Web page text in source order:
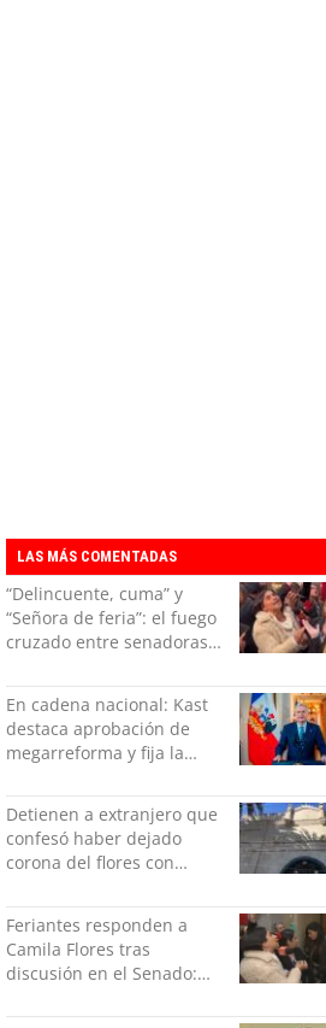
LAS MÁS COMENTADAS
“Delincuente, cuma” y
“Señora de feria”: el fuego
cruzado entre senadoras
Senado
En cadena nacional: Kast
destaca aprobación de
megarreforma y fija la
desafío del Gobierno
Detienen a extranjero que
confesó haber dejado
corona del flores con
exPenitenciaría
Feriantes responden a
Camila Flores tras
discusión en el Senado:
orgullo”